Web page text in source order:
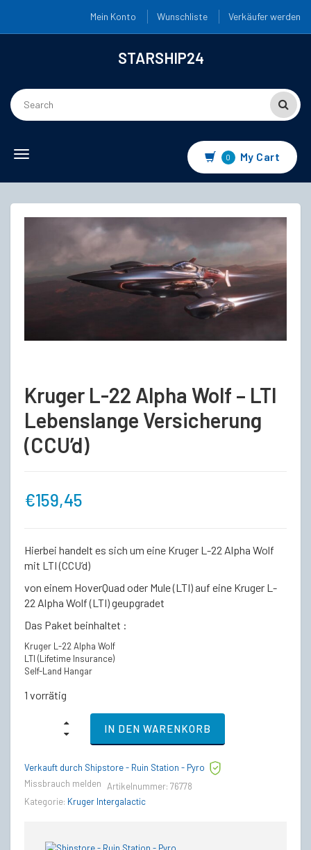
Mein Konto Wunschliste Verkäufer werden
STARSHIP24
Toggle
0 My Cart
Kruger L-22 Alpha Wolf – LTI
Lebenslange Versicherung
(CCU’d)
€159,45
Hierbei handelt es sich um eine Kruger L-22 Alpha Wolf
mit LTI (CCU’d)
von einem HoverQuad oder Mule (LTI) auf eine Kruger L-
22 Alpha Wolf (LTI) geupgradet
Das Paket beinhaltet :
Kruger L-22 Alpha Wolf
LTI (Lifetime Insurance)
Self-Land Hangar
1 vorrätig
Wolf
-
Lebenslange
quantity
IN DEN WARENKORB
Verkauft durch Shipstore - Ruin Station - Pyro
Missbrauch melden
Artikelnummer: 76778
Kategorie: Kruger Intergalactic